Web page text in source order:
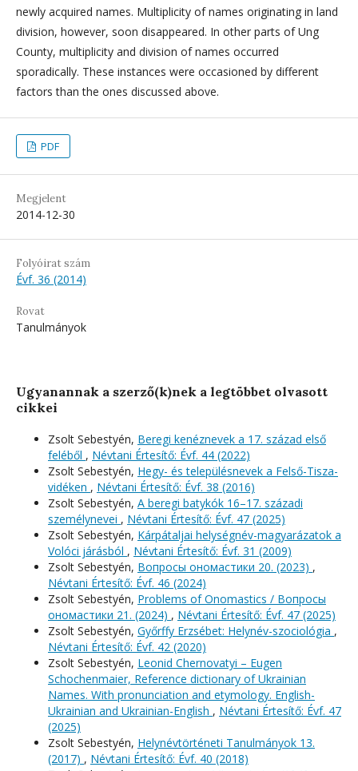
newly acquired names. Multiplicity of names originating in land
division, however, soon disappeared. In other parts of Ung
County, multiplicity and division of names occurred
sporadically. These instances were occasioned by different
factors than the ones discussed above.
PDF
Megjelent
2014-12-30
Folyóirat szám
Évf. 36 (2014)
Rovat
Tanulmányok
Ugyanannak a szerző(k)nek a legtöbbet olvasott
cikkei
Zsolt Sebestyén, Beregi kenéznevek a 17. század első
feléből , Névtani Értesítő: Évf. 44 (2022)
Zsolt Sebestyén, Hegy- és településnevek a Felső-Tisza-
vidéken , Névtani Értesítő: Évf. 38 (2016)
Zsolt Sebestyén, A beregi batykók 16–17. századi
személynevei , Névtani Értesítő: Évf. 47 (2025)
Zsolt Sebestyén, Kárpátaljai helységnév-magyarázatok a
Volóci járásból , Névtani Értesítő: Évf. 31 (2009)
Zsolt Sebestyén, Вопросы oномастики 20. (2023) ,
Névtani Értesítő: Évf. 46 (2024)
Zsolt Sebestyén, Problems of Onomastics / Вопросы
oномастики 21. (2024) , Névtani Értesítő: Évf. 47 (2025)
Zsolt Sebestyén, Győrffy Erzsébet: Helynév-szociológia ,
Névtani Értesítő: Évf. 42 (2020)
Zsolt Sebestyén, Leonid Chernovatyi – Eugen
Schochenmaier, Reference dictionary of Ukrainian
Names. With pronunciation and etymology. English-
Ukrainian and Ukrainian-English , Névtani Értesítő: Évf. 47
(2025)
Zsolt Sebestyén, Helynévtörténeti Tanulmányok 13.
(2017) , Névtani Értesítő: Évf. 40 (2018)